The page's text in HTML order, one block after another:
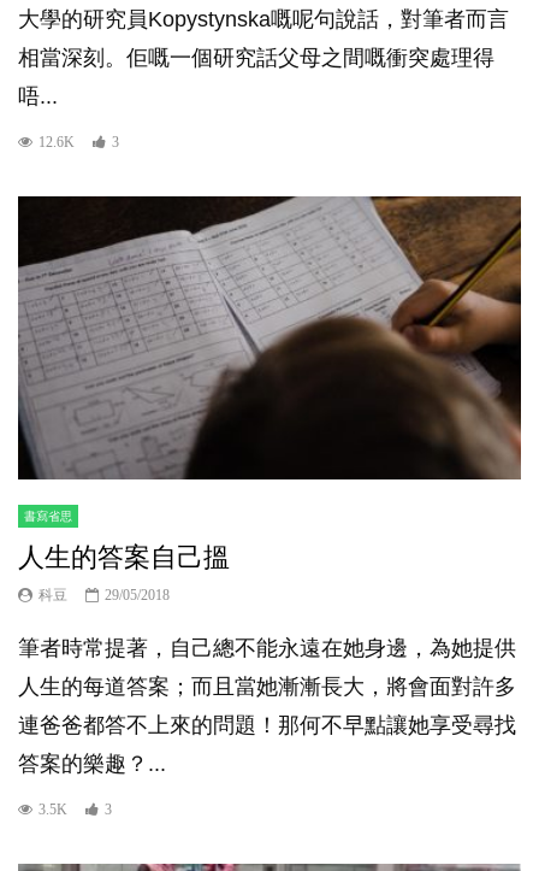
大學的研究員Kopystynska嘅呢句說話，對筆者而言
相當深刻。佢嘅一個研究話父母之間嘅衝突處理得
唔...
12.6K 3
書寫省思
人生的答案自己搵
科豆 29/05/2018
筆者時常提著，自己總不能永遠在她身邊，為她提供
人生的每道答案；而且當她漸漸長大，將會面對許多
連爸爸都答不上來的問題！那何不早點讓她享受尋找
答案的樂趣？...
3.5K 3